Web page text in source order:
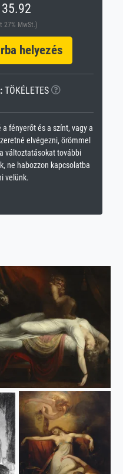
27% MwSt.)
helyezés
TÖKÉLETES
fényerőt és a színt, vagy a
elvégezni, örömmel
változtatásokat további
ne habozzon kapcsolatba
velünk.